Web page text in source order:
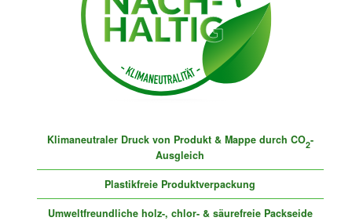
Klimaneutraler Druck von Produkt & Mappe durch CO2-
Ausgleich
Plastikfreie Produktverpackung
Umweltfreundliche holz-, chlor- & säurefreie Packseide